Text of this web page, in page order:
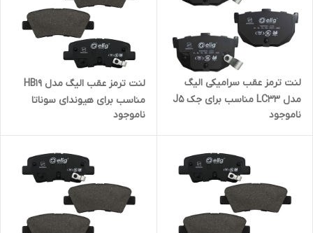
لنت ترمز عقب سرامیکی الیگ
مدل LC33 مناسب برای جک J5
ناموجود
لنت ترمز عقب الیگ مدل HB19
مناسب برای هیوندای سوناتا
ناموجود